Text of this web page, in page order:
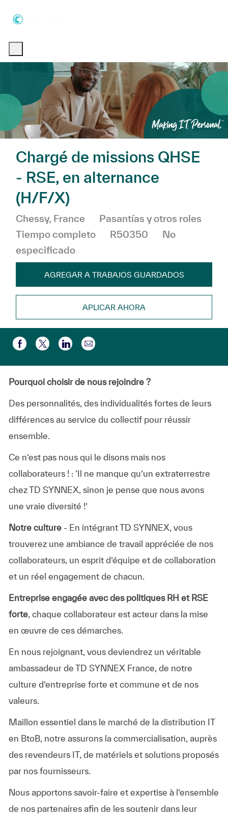
Chargé de missions QHSE
- RSE, en alternance
(H/F/X)
Ubicación
Chessy, France Categoría
Pasantías y otros roles
Tiempo completo
R50350
No
especificado
AGREGAR A TRABAJOS GUARDADOS
APLICAR AHORA
Compartir a través de Facebook
Compartir a través de twitter
Compartir a través de LinkedIn
Compartir por correo
Pourquoi choisir de nous rejoindre ?
Des personnalités, des individualités fortes de leurs
différences au service du collectif pour réussir
ensemble.
Ce n’est pas nous qui le disons mais nos
collaborateurs ! : ‘Il ne manque qu’un extraterrestre
chez TD SYNNEX, sinon je pense que nous avons
une vraie diversité !’
Notre culture- En intégrant TD SYNNEX, vous
trouverez une ambiance de travail appréciée de nos
collaborateurs, un esprit d’équipe et de collaboration
et un réel engagement de chacun.
Entreprise engagée avec des politiques RH et RSE
forte, chaque collaborateur est acteur dans la mise
en œuvre de ces démarches.
En nous rejoignant, vous deviendrez un véritable
ambassadeur de TD SYNNEX France, de notre
culture d’entreprise forte et commune et de nos
valeurs.
Maillon essentiel dans le marché de la distribution IT
en BtoB, notre assurons la commercialisation, auprès
des revendeurs IT, de matériels et solutions proposés
par nos fournisseurs.
Nous apportons savoir-faire et expertise à l’ensemble
de nos partenaires afin de les soutenir dans leur